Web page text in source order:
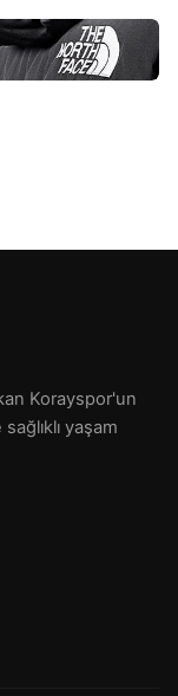
Korayspor'un
yaşam